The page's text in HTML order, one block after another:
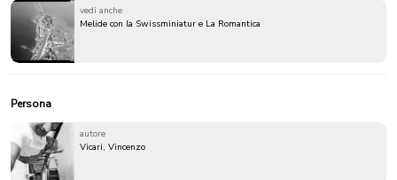
vedi anche
Melide con la Swissminiatur e La Romantica
Persona
autore
Vicari, Vincenzo